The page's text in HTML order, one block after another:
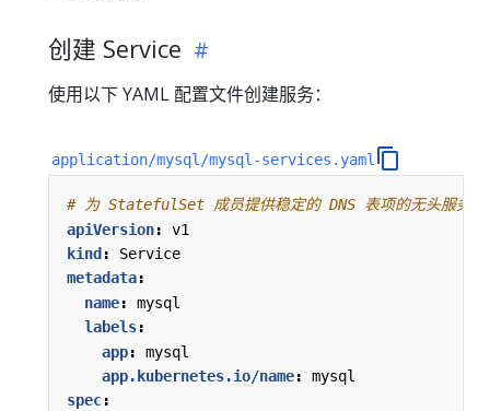
创建 Service
使用以下 YAML 配置文件创建服务：
application/mysql/mysql-services.yaml
# 为 StatefulSet 成员提供稳定的 DNS 表项的无头服务
apiVersion:
v1
kind :
Service
metadata:
name:
mysql
labels:
app:
mysql
app.kubernetes.io/name:
mysql
spec: